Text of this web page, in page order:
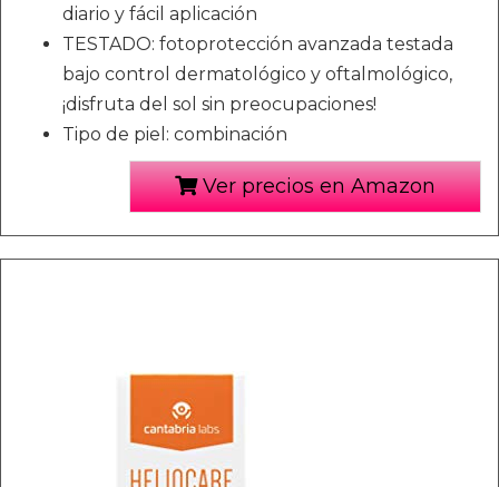
diario y fácil aplicación
TESTADO: fotoprotección avanzada testada
bajo control dermatológico y oftalmológico,
¡disfruta del sol sin preocupaciones!
Tipo de piel: combinación
Ver precios en Amazon